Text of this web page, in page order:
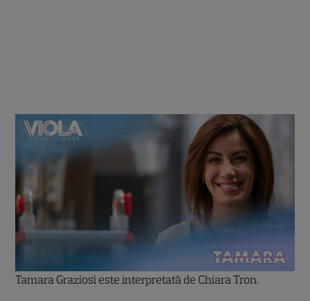
Tamara Graziosi este interpretată de Chiara Tron.